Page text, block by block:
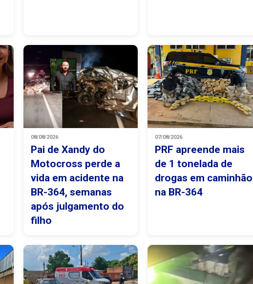
08/08/2026
Pai de Xandy do
Motocross perde a
vida em acidente na
BR-364, semanas
após julgamento do
filho
07/08/2026
PRF apreende mais
de 1 tonelada de
drogas em caminhão
na BR-364